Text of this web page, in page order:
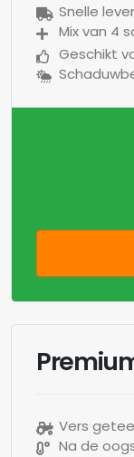
Snelle
Mix van 4
Geschikt
Vers
Na de